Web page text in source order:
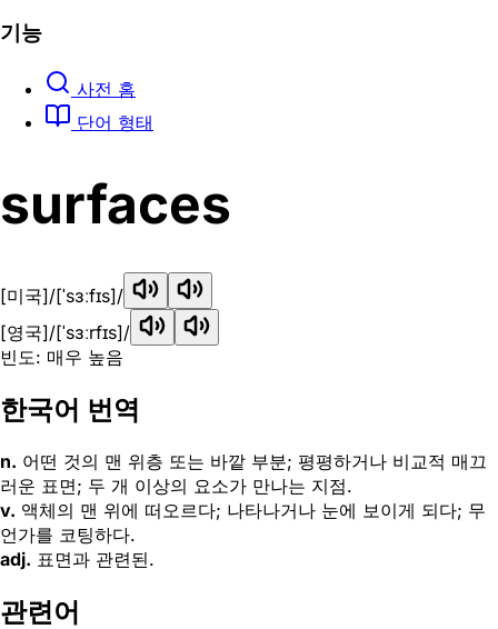
기능
사전 홈
단어 형태
surfaces
[미국]/[ˈsɜːfɪs]/
[영국]/[ˈsɜːrfɪs]/
빈도: 매우 높음
한국어 번역
n. 어떤 것의 맨 위층 또는 바깥 부분; 평평하거나 비교적 매끄
러운 표면; 두 개 이상의 요소가 만나는 지점.
v. 액체의 맨 위에 떠오르다; 나타나거나 눈에 보이게 되다; 무
언가를 코팅하다.
adj. 표면과 관련된.
관련어